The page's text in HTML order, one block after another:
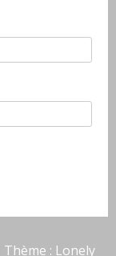
Thème : Lonely